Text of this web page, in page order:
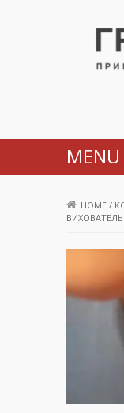
MENU
HOME /